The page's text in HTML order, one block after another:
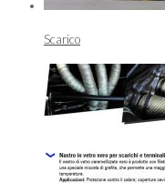
Scarico